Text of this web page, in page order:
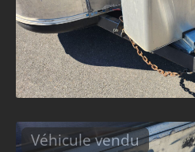
Véhicule vendu